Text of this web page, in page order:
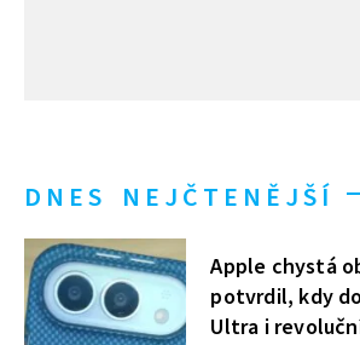
DNES NEJČTENĚJŠÍ
Apple chystá
potvrdil, kdy
Ultra i